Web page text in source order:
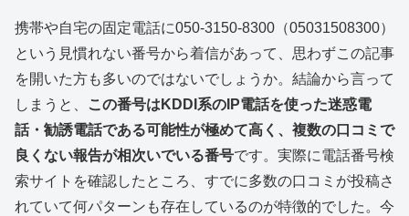
携帯や自宅の固定電話に050-3150-8300（05031508300）
という見慣れない番号から着信があって、思わずこの記事
を開いた方も多いのではないでしょうか。結論から言って
しまうと、
この番号はKDDI系のIP電話を使った迷惑電
話・勧誘電話である可能性が極めて高く、複数の口コミで
良くない報告が相次いでいる番号です。実際に電話番号検
索サイトを確認したところ、すでに多数の口コミが投稿さ
れていて何パターンも存在しているのが特徴的でした。今